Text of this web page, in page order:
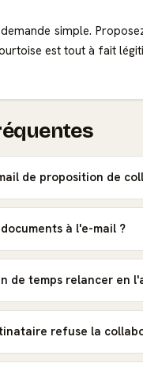
simple.
est tout à fait
de proposition de
à l'e-mail ?
de temps relancer en
refuse la